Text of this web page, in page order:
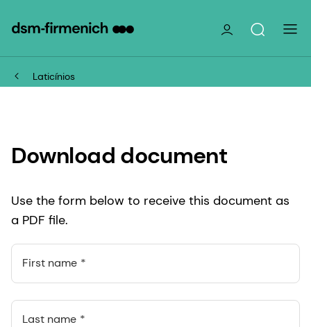
Laticínios
Download document
Use the form below to receive this document as
a PDF file.
First name
Last name